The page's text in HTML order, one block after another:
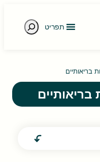
תפריט
חיפוש
בריאותיים
בריאותיים